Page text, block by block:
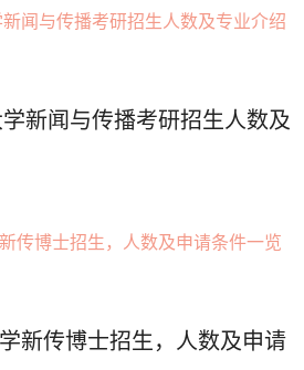
新闻与传播考研招生人数及
新传博士招生，人数及申请